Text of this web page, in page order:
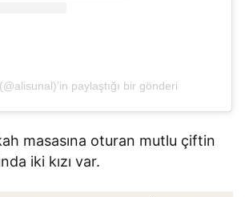
paylaştığı bir gönderi
masasına oturan mutlu çiftin
iki kızı var.